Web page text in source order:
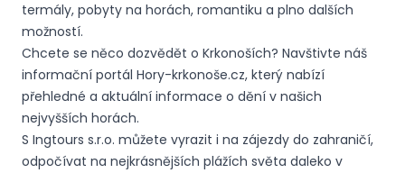
termály, pobyty na horách, romantiku a plno dalších
možností.
Chcete se něco dozvědět o Krkonoších? Navštivte náš
informační portál Hory-krkonoše.cz, který nabízí
přehledné a aktuální informace o dění v našich
nejvyšších horách.
S Ingtours s.r.o. můžete vyrazit i na zájezdy do zahraničí,
odpočívat na nejkrásnějších plážích světa daleko v